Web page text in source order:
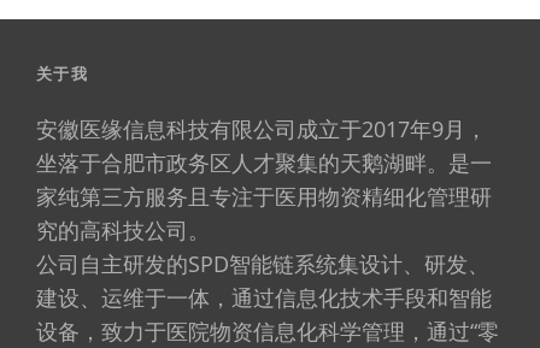
关于我
安徽医缘信息科技有限公司成立于2017年9月，
坐落于合肥市政务区人才聚集的天鹅湖畔。是一
家纯第三方服务且专注于医用物资精细化管理研
究的高科技公司。
公司自主研发的SPD智能链系统集设计、研发、
建设、运维于一体，通过信息化技术手段和智能
设备，致力于医院物资信息化科学管理，通过“零